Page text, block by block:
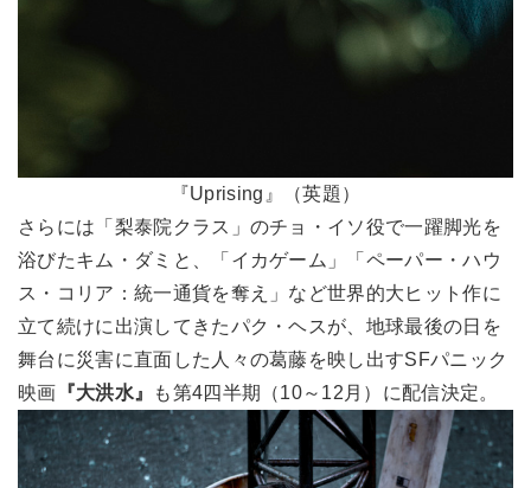
『Uprising』（英題）
さらには「梨泰院クラス」のチョ・イソ役で一躍脚光を
浴びたキム・ダミと、「イカゲーム」「ペーパー・ハウ
ス・コリア：統一通貨を奪え」など世界的大ヒット作に
立て続けに出演してきたパク・ヘスが、地球最後の日を
舞台に災害に直面した人々の葛藤を映し出すSFパニック
映画 『大洪水』 も第4四半期（10～12月）に配信決定。